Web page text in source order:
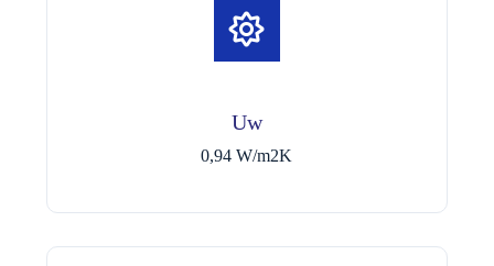
Uw
0,94 W/m2K